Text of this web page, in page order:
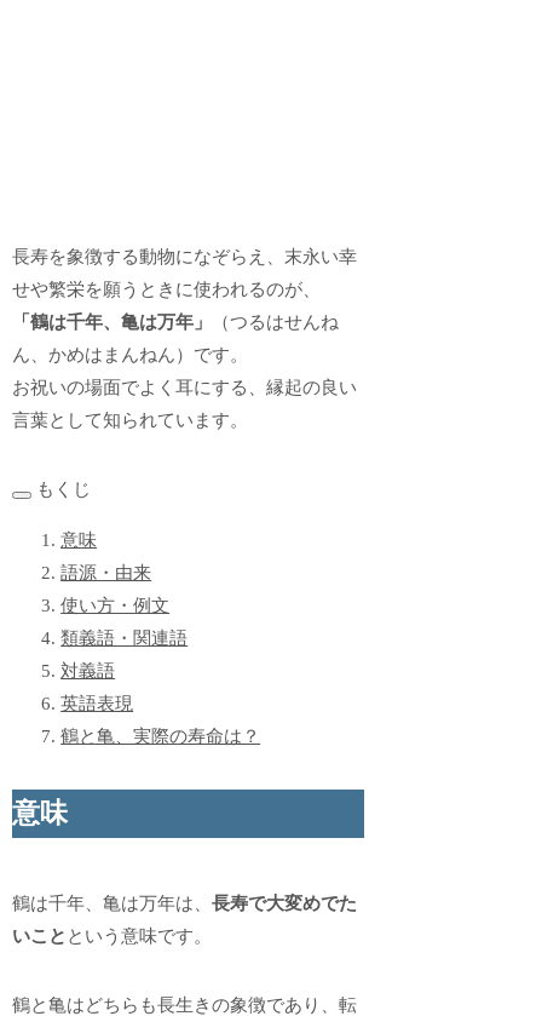
長寿を象徴する動物になぞらえ、末永い幸
せや繁栄を願うときに使われるのが、
「鶴は千年、亀は万年」
（つるはせんね
ん、かめはまんねん）です。
お祝いの場面でよく耳にする、縁起の良い
言葉として知られています。
もくじ
意味
語源・由来
使い方・例文
類義語・関連語
対義語
英語表現
鶴と亀、実際の寿命は？
意味
鶴は千年、亀は万年は、長寿で大変めでた
いこと という意味です。
鶴と亀はどちらも長生きの象徴であり、転